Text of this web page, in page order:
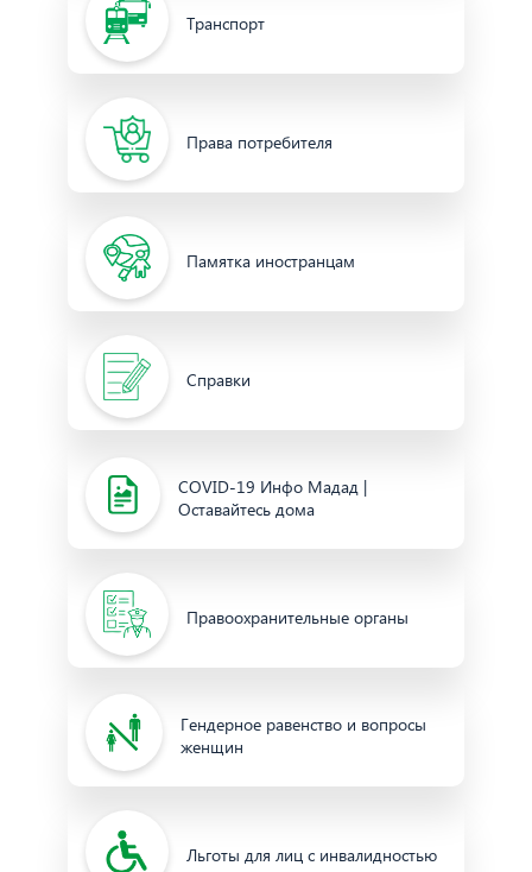
Транспорт
Права потребителя
Памятка иностранцам
Справки
COVID-19 Инфо Мадад |
Оставайтесь дома
Правоохранительные органы
Гендерное равенство и вопросы
женщин
Льготы для лиц с инвалидностью